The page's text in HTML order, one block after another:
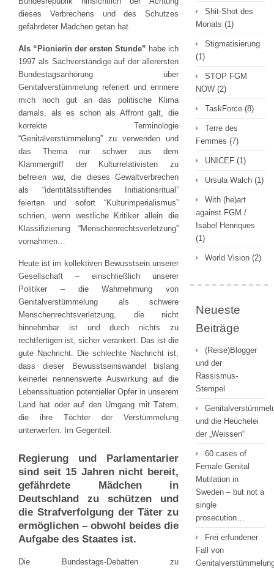
dieses Verbrechens und des Schutzes
gefährdeter Mädchen getan hat.
Als “Pionierin der ersten Stunde” habe ich
1997 als Sachverständige auf der allerersten
Bundestagsanhörung über
Genitalverstümmelung referiert und erinnere
mich noch gut an das politische Klima
damals, als es schon als Affront galt, die
korrekte Terminologie
“Genitalverstümmelung” zu verwenden und
das Thema nur schwer aus dem
Klammergriff der Kulturrelativisten zu
befreien war, die dieses Gewaltverbrechen
als “identitätsstiftendes Initiationsritual”
feierten und sofort “Kulturimperialismus”
schrien, wenn westliche Kritiker allein die
Klassifizierung “Menschenrechtsverletzung”
vornahmen…
Heute ist im kollektiven Bewusstsein unserer
Gesellschaft – einschließlich unserer
Politiker – die Wahrnehmung von
Genitalverstümmelung als schwere
Menschenrechtsverletzung, die nicht
hinnehmbar ist und durch nichts zu
rechtfertigen ist, sicher verankert. Das ist die
gute Nachricht. Die schlechte Nachricht ist,
dass dieser Bewusstseinswandel bislang
keinerlei nennenswerte Auswirkung auf die
Lebenssituation potentieller Opfer in unserem
Land hat oder auf den Umgang mit Tätern,
die ihre Töchter der Verstümmelung
unterwerfen. Im Gegenteil:
Regierung und Parlamentarier
sind seit 15 Jahren nicht bereit,
gefährdete Mädchen in
Deutschland zu schützen und
die Strafverfolgung der Täter zu
ermöglichen – obwohl beides die
Aufgabe des Staates ist.
Die Bundestags-Debatten zu
Shit-Shot des
Monats (1)
Stigmatisierung
(1)
STOP FGM
NOW (2)
TaskForce (8)
Terre des
Femmes (7)
UNICEF (1)
Ursula Walch (1)
With (he)art
against FGM /
Isabel Henriques
(1)
World Vision (2)
Neueste
Beiträge
(Reise)Blogger
und der
Rassismus-
Stempel
und die Heuchelei
der „Weissen“
60 cases of
Female Genital
Mutilation in
Sweden – but not a
single
prosecution…
Frei erfundener
Fall von